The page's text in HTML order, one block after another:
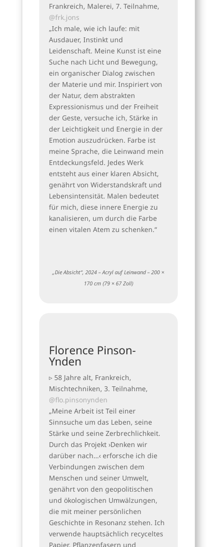
Frankreich, Malerei, 7. Teilnahme,
@frk.jons
„Ich male, wie ich laufe: mit
Ausdauer, Instinkt und
Leidenschaft. Meine Kunst ist eine
Suche nach Licht und Bewegung,
ein organischer Dialog zwischen
der Materie und mir. Inspiriert von
der Natur, dem abstrakten
Expressionismus und der Freiheit
der Geste, versuche ich, Stärke in
der Leichtigkeit und Energie in der
Emotion auszudrücken. Farbe ist
meine Sprache, die Leinwand mein
Entdeckungsfeld. Jedes Werk
entsteht aus einer klaren Absicht,
genährt von Widerstandskraft und
Lebensintensität. Malen bedeutet
für mich, diese innere Energie zu
kanalisieren, um durch die Farbe
einen vitalen Atem zu schenken.“
„Die Absicht“, 2024 – Acryl auf Leinwand – 200 ×
170 cm (79 × 67 Zoll)
Florence Pinson-
Ynden
▹ 58 Jahre alt, Frankreich,
Mischtechniken, 3. Teilnahme,
@flo.pinsonynden
„Meine Arbeit ist Teil einer
Sinnsuche um das Leben, seine
Stärke und seine Zerbrechlichkeit.
Durch das Projekt ›Denken wir
darüber nach…‹ erforsche ich die
Verbindungen zwischen dem
Menschen und seiner Umwelt,
genährt von den geopolitischen
und ökologischen Umwälzungen,
die mit meiner persönlichen
Geschichte in Resonanz stehen. Ich
verwende hauptsächlich recyceltes
Papier, Pflanzenfasern und